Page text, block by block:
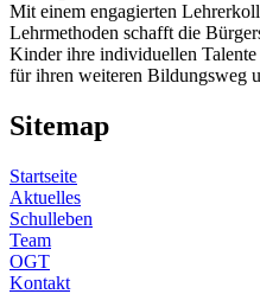
Mit einem engagierten
Lehrmethoden schafft die
Kinder ihre individuellen
für ihren weiteren Bildungsweg
Sitemap
Startseite
Aktuelles
Schulleben
Team
OGT
Kontakt